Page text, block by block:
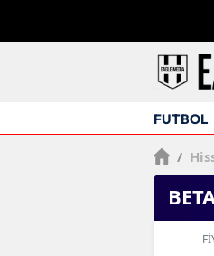
FUTBOL
/